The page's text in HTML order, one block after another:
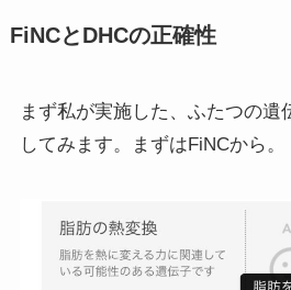
FiNCとDHCの正確性
まず私が実施した、ふたつの遺
してみます。まずはFiNCから。